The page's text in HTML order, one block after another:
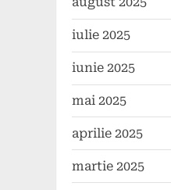
iulie 2025
iunie 2025
mai 2025
aprilie 2025
martie 2025